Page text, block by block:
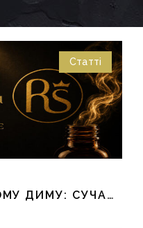
Статті
АЛЬТЕРНАТИВА РІДКОМУ ДИМУ: СУЧАСНІ РІШЕННЯ ДЛЯ ХАРЧОВОЇ ПРОМИСЛОВОСТІ